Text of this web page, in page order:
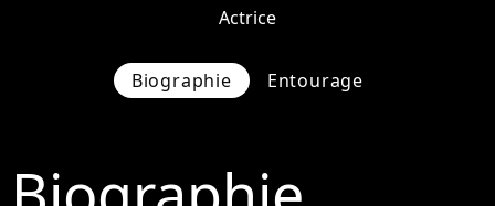
Actrice
Biographie Entourage